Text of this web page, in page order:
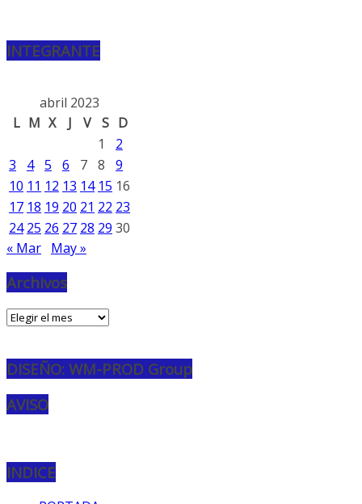
INTEGRANTE
abril 2023
L M X J V S D
1
2
3
4 5 6 7 8
9
10 11 12 13 14 15 16
17 18 19 20 21 22 23
24 25 26 27 28 29 30
« Mar May »
Archivos
Archivos
DISEÑO: WM-PROD Group
AVISO
INDICE